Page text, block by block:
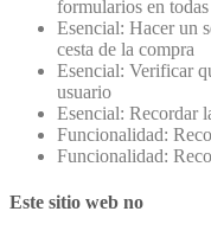
formularios en
Esencial: Hacer un
cesta de la compra
Esencial: Verificar
usuario
Esencial: Recordar
Funcionalidad:
Funcionalidad:
Este sitio web no